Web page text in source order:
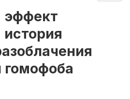
эффект
гомофоба